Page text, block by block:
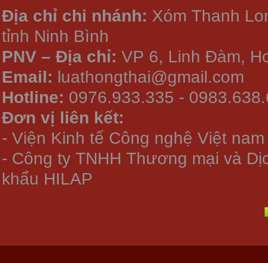
Địa chỉ chi nhánh: Xóm Thanh
tỉnh Ninh Bình
PNV – Địa chỉ: VP 6, Linh Đàm,
Email: luathongthai@gmail.com
Hotline: 0976.933.335 -
Đơn vị liên kết:
- Viện Kinh tế Công nghệ Việt nam
- Công ty TNHH Thương mại và
khẩu HILAP